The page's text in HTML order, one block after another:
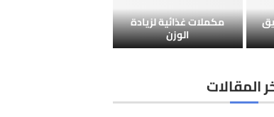
مكملات غذائية لزيادة
الوزن
المقالات